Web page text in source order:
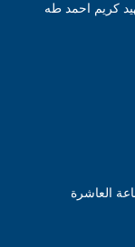
كريم احمد طه
العاشرة